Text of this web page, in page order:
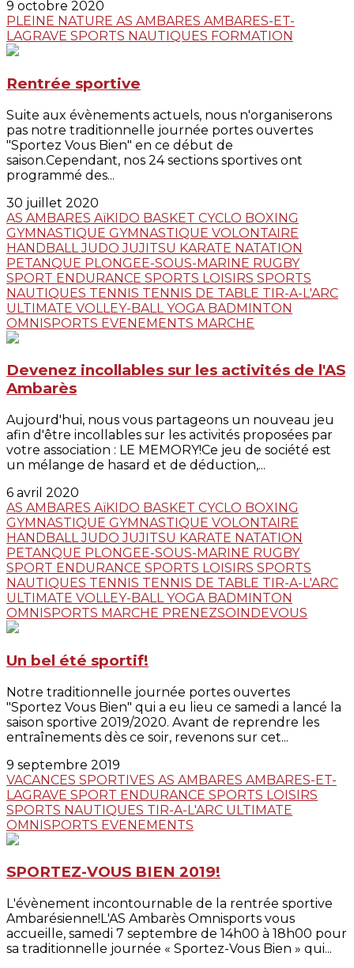
9 octobre 2020
PLEINE NATURE AS AMBARES AMBARES-ET-
LAGRAVE SPORTS NAUTIQUES FORMATION
Rentrée sportive
Suite aux évènements actuels, nous n'organiserons
pas notre traditionnelle journée portes ouvertes
"Sportez Vous Bien" en ce début de
saison.Cependant, nos 24 sections sportives ont
programmé des...
30 juillet 2020
AS AMBARES AïKIDO BASKET CYCLO BOXING
GYMNASTIQUE GYMNASTIQUE VOLONTAIRE
HANDBALLJUDO JUJITSU KARATE NATATION
PETANQUE PLONGEE-SOUS-MARINE RUGBY
SPORT ENDURANCE SPORTS LOISIRS SPORTS
NAUTIQUES TENNIS TENNIS DE TABLE TIR-A-L'ARC
ULTIMATE VOLLEY-BALL YOGA BADMINTON
OMNISPORTS EVENEMENTS MARCHE
Devenez incollables sur les activités de l'AS
Ambarès
Aujourd'hui, nous vous partageons un nouveau jeu
afin d'être incollables sur les activités proposées par
votre association : LE MEMORY!Ce jeu de société est
un mélange de hasard et de déduction,...
6 avril 2020
AS AMBARES AïKIDO BASKET CYCLO BOXING
GYMNASTIQUE GYMNASTIQUE VOLONTAIRE
HANDBALLJUDO JUJITSU KARATE NATATION
PETANQUE PLONGEE-SOUS-MARINE RUGBY
SPORT ENDURANCE SPORTS LOISIRS SPORTS
NAUTIQUES TENNIS TENNIS DE TABLE TIR-A-L'ARC
ULTIMATE VOLLEY-BALLYOGA BADMINTON
OMNISPORTS MARCHE PRENEZSOINDEVOUS
Un bel été sportif!
Notre traditionnelle journée portes ouvertes
"Sportez Vous Bien" qui a eu lieu ce samedi a lancé la
saison sportive 2019/2020. Avant de reprendre les
entraînements dès ce soir, revenons sur cet...
9 septembre 2019
VACANCES SPORTIVES AS AMBARES AMBARES-ET-
LAGRAVE SPORT ENDURANCE SPORTS LOISIRS
SPORTS NAUTIQUES TIR-A-L'ARC ULTIMATE
OMNISPORTS EVENEMENTS
SPORTEZ-VOUS BIEN 2019!
L'évènement incontournable de la rentrée sportive
Ambarésienne!L'AS Ambarès Omnisports vous
accueille, samedi 7 septembre de 14h00 à 18h00 pour
sa traditionnelle journée « Sportez-Vous Bien » qui...